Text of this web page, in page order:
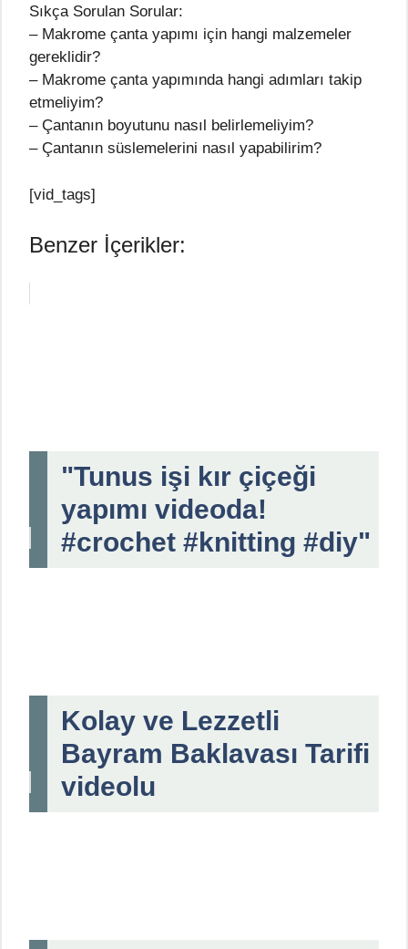
Sıkça Sorulan Sorular:
– Makrome çanta yapımı için hangi malzemeler
gereklidir?
– Makrome çanta yapımında hangi adımları takip
etmeliyim?
– Çantanın boyutunu nasıl belirlemeliyim?
– Çantanın süslemelerini nasıl yapabilirim?
[vid_tags]
Benzer İçerikler:
"Tunus işi kır çiçeği
yapımı videoda!
#crochet #knitting #diy"
Kolay ve Lezzetli
Bayram Baklavası Tarifi
videolu